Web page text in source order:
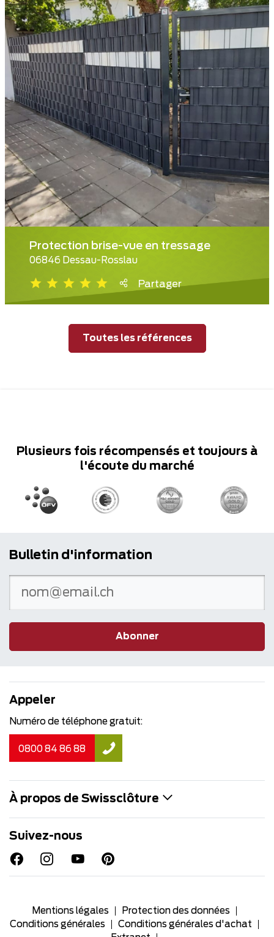
Protection brise-vue en tressage
06846 Dessau-Rosslau
Partager
Toutes les références
Plusieurs fois récompensés et toujours à
l'écoute du marché
Bulletin d'information
Abonner
Appeler
Numéro de téléphone gratuit:
0800 84 86 88
À propos de Swissclôture
Suivez-nous
Mentions légales
Protection des données
Conditions générales
Conditions générales d'achat